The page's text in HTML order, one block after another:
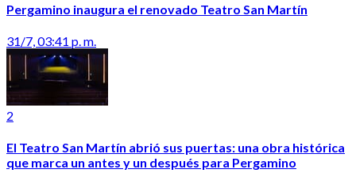
Pergamino inaugura el renovado Teatro San Martín
31/7, 03:41 p. m.
2
El Teatro San Martín abrió sus puertas: una obra histórica
que marca un antes y un después para Pergamino